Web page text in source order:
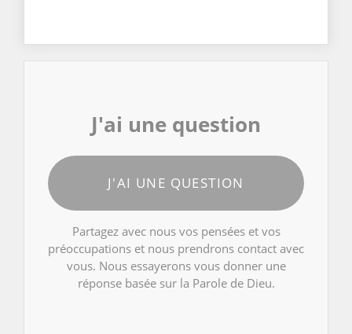
J'ai une question
J'AI UNE QUESTION
Partagez avec nous vos pensées et vos
préoccupations et nous prendrons contact avec
vous. Nous essayerons vous donner une
réponse basée sur la Parole de Dieu.